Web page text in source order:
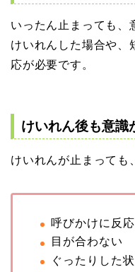
いったん止まっても、
けいれんした場合や、
応が必要です。
けいれん後も意識
けいれんが止まっても、
呼びかけに反
目が合わない
ぐったりした